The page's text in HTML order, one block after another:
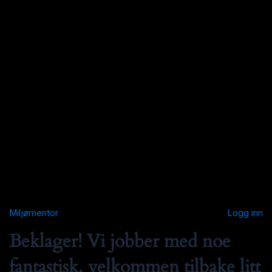
Miljømentor Logg inn
Beklager! Vi jobber med noe
fantastisk, velkommen tilbake litt